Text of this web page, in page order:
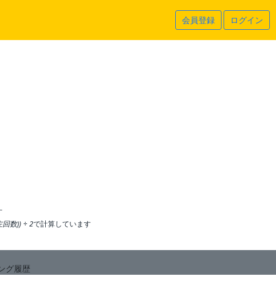
会員登録 ログイン
回数)) ÷ 2で計算しています
グ履歴